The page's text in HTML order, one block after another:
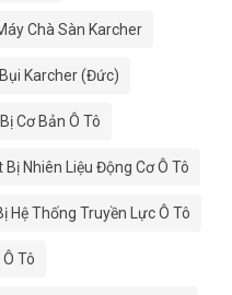
Chà Sàn Karcher
Karcher (Đức)
Cơ Bản Ô Tô
Bị Nhiên Liệu Động Cơ Ô Tô
Hệ Thống Truyền Lực Ô Tô
Tô